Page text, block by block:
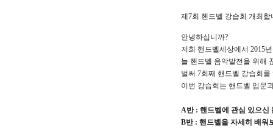
제7회 핸드벨 강습회 개최합
안녕하십니까?
저희 핸드벨세상에서 2015
늘 핸드벨 음악발전을 위해
벌써 7회째 핸드벨 강습회
이번 강습회는 핸드벨 입문
A반 : 핸드벨에 관심 있으신
B반 : 핸드벨을 자세히 배워